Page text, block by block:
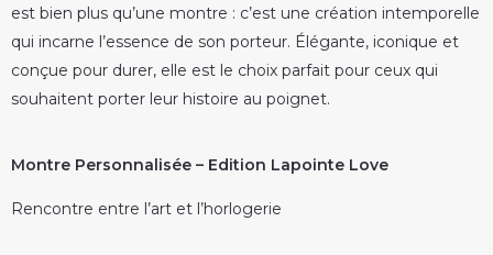
est bien plus qu’une montre : c’est une création intemporelle
qui incarne l’essence de son porteur. Élégante, iconique et
conçue pour durer, elle est le choix parfait pour ceux qui
souhaitent porter leur histoire au poignet.
Montre Personnalisée – Edition Lapointe Love
Rencontre entre l’art et l’horlogerie